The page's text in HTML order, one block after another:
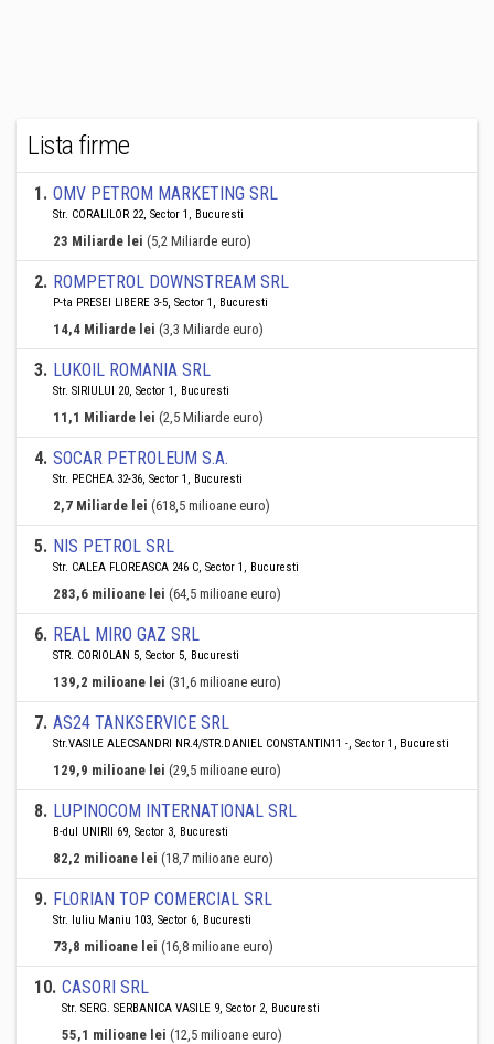
Lista firme
1. OMV PETROM MARKETING SRL
Str. CORALILOR 22, Sector 1, Bucuresti
23 Miliarde lei (5,2 Miliarde euro)
2. ROMPETROL DOWNSTREAM SRL
P-ta PRESEI LIBERE 3-5, Sector 1, Bucuresti
14,4 Miliarde lei (3,3 Miliarde euro)
3. LUKOIL ROMANIA SRL
Str. SIRIULUI 20, Sector 1, Bucuresti
11,1 Miliarde lei (2,5 Miliarde euro)
4. SOCAR PETROLEUM S.A.
Str. PECHEA 32-36, Sector 1, Bucuresti
2,7 Miliarde lei (618,5 milioane euro)
5. NIS PETROL SRL
Str. CALEA FLOREASCA 246 C, Sector 1, Bucuresti
283,6 milioane lei (64,5 milioane euro)
6. REAL MIRO GAZ SRL
STR. CORIOLAN 5, Sector 5, Bucuresti
139,2 milioane lei (31,6 milioane euro)
7. AS24 TANKSERVICE SRL
Str.VASILE ALECSANDRI NR.4/STR.DANIEL CONSTANTIN11 -, Sector 1, Bucuresti
129,9 milioane lei (29,5 milioane euro)
8. LUPINOCOM INTERNATIONAL SRL
B-dul UNIRII 69, Sector 3, Bucuresti
82,2 milioane lei (18,7 milioane euro)
9. FLORIAN TOP COMERCIAL SRL
Str. Iuliu Maniu 103, Sector 6, Bucuresti
73,8 milioane lei (16,8 milioane euro)
10. CASORI SRL
Str. SERG. SERBANICA VASILE 9, Sector 2, Bucuresti
55,1 milioane lei (12,5 milioane euro)